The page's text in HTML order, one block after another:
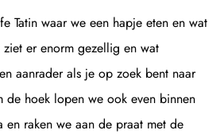
Tatin waar we een hapje eten en wat
er enorm gezellig en wat
aanrader als je op zoek bent naar
de hoek lopen we ook even binnen
raken we aan de praat met de